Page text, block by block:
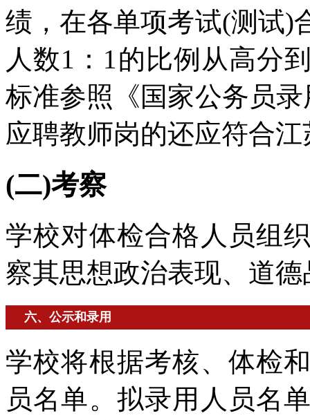
绩，在各单项考试(测试)
人数1：1的比例从高分
标准参照《国家公务员
应聘教师岗的还应符合
(二)考察
学校对体检合格人员组
察其思想政治表现、道
六、公示和录用
学校将根据考核、体检
员名单。拟录用人员名